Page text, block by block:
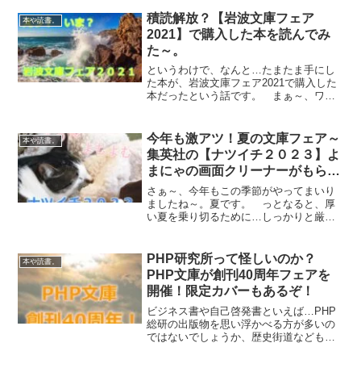
本や読書。
積読解放？【岩波文庫フェア
2021】で購入した本を読んでみ
た～。
というわけで、なんと…たまたま手にし
た本が、岩波文庫フェア2021で購入した
本だったという話です。 まぁ～、ワタ
ずらしくありません。 というわけで、
過去の記録を紐解いて...
本や読書。
今年も激アツ！夏の文庫フェア～
集英社の【ナツイチ２０２３】よ
まにゃの画面クリーナーがもらえ
る！
さぁ～、今年もこの季節がやってまいり
ましたね～。夏です。 っとなると、厚
い夏を乗り切るために…しっかりと厳選
この厚さを見たら、暑いなんて言ってら
れないのです。 さぁ、...
本や読書。
PHP研究所って怪しいのか？
PHP文庫が創刊40周年フェアを
開催！限定カバーもあるぞ！
ビジネス書や自己啓発書といえば…PHP
総研の出版物を思い浮かべる方が多いの
ではないでしょうか、歴史街道などもあ